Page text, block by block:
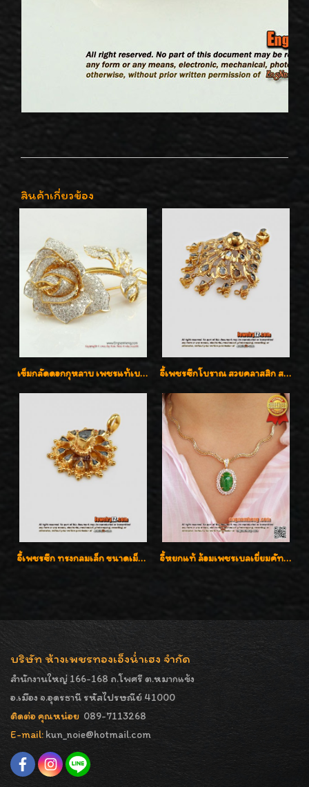
สินค้าเกี่ยวข้อง
เข็มกลัดดอกกุหลาบ เพชรแท้เบลเยี่ยมคัต งานปราณีตค่ะ จี้เพชรซีกโบราณ สวยคลาสสิก สภาพสมบูรณ์สุดๆค่ะ
จี้เพชรซีก ทรงกลมเล็ก ขนาดเม็ดกระดุม สวยๆ จี้หยกแท้ ล้อมเพชรเบลเยี่ยมคัท ราคาพิเศษไม่แพงค่ะ
บริษัท ห้างเพชรทองเอ็งน่ำเฮง จำกัด
สำนักงานใหญ่ 166-168 ถ.โพศรี ต.หมากแข้ง
อ.เมือง จ.อุดรธานี รหัสไปรษณีย์ 41000
ติดต่อ คุณหน่อย 089-7113268
E-mail: kun_noie@hotmail.com